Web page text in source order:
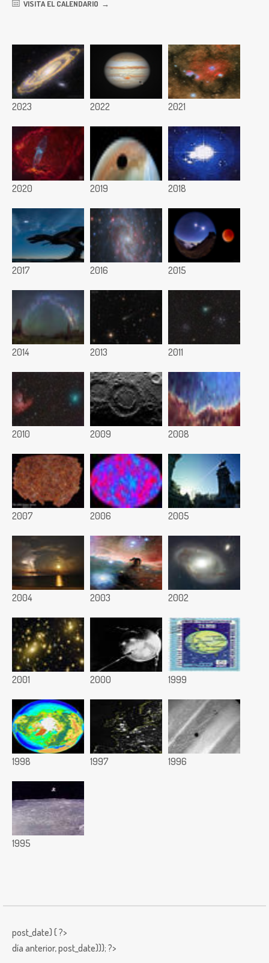
VISITA EL CALENDARIO
2023 2022 2021
2020 2019 2018
2017 2016 2015
2014 2013 2011
2010 2009 2008
2007 2006 2005
2004 2003 2002
2001 2000 1999
1998 1997 1996
1995
post_date) { ?>
día anterior,post_date))); ?>